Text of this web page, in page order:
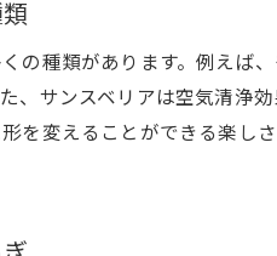
観葉植
鉢選び
地域の
の種類があります。例えば
、サンスベリアは空気清浄
を変えることができる楽し